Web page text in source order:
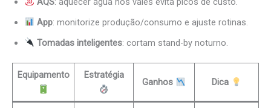
App: monitorize produção/consumo e ajuste rotinas.
Tomadas inteligentes: cortam stand-by noturno.
Equipamento Estratégia
Ganhos Dica